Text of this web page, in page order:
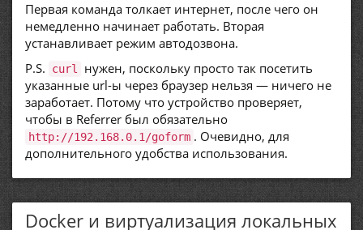
Первая команда толкает интернет, после чего он
немедленно начинает работать. Вторая
устанавливает режим автодозвона.
P.S.
curl
нужен, поскольку просто так посетить
указанные url-ы через браузер нельзя — ничего не
заработает. Потому что устройство проверяет,
чтобы в Referrer был обязательно
http://192.168.0.1/goform . Очевидно, для
дополнительного удобства использования.
Docker и виртуализация локальных